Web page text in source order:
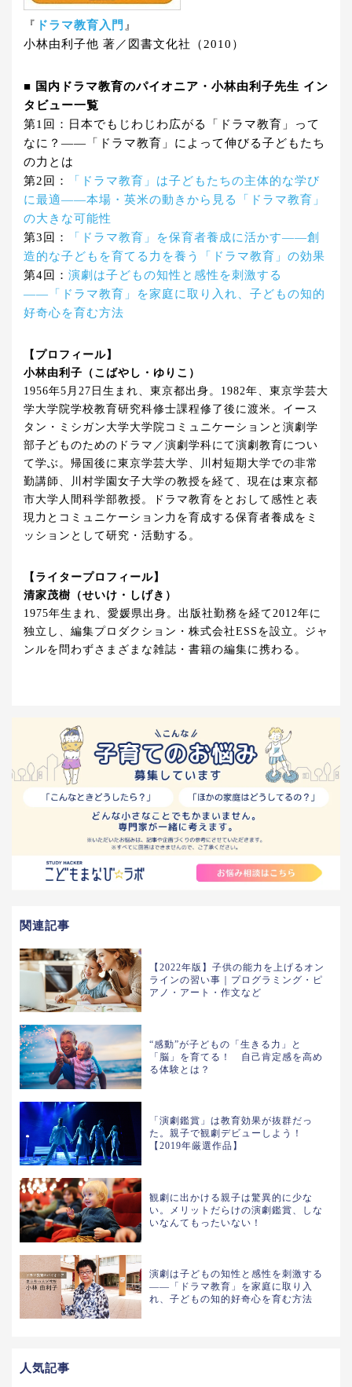
『 ドラマ教育入門 』
小林由利子他 著／図書文化社（2010）
■ 国内ドラマ教育のパイオニア・小林由利子先生 イン
タビュー一覧
第1回：日本でもじわじわ広がる「ドラマ教育」って
なに？――「ドラマ教育」によって伸びる子どもたち
の力とは
第2回：
「ドラマ教育」は子どもたちの主体的な学び
に最適――本場・英米の動きから見る「ドラマ教育」
の大きな可能性
第3回：
「ドラマ教育」を保育者養成に活かす――創
造的な子どもを育てる力を養う「ドラマ教育」の効果
第4回： 演劇は子どもの知性と感性を刺激する
――「ドラマ教育」を家庭に取り入れ、子どもの知的
好奇心を育む方法
【プロフィール】
小林由利子（こばやし・ゆりこ）
1956年5月27日生まれ、東京都出身。1982年、東京学芸大
学大学院学校教育研究科修士課程修了後に渡米。イース
タン・ミシガン大学大学院コミュニケーションと演劇学
部子どものためのドラマ／演劇学科にて演劇教育につい
て学ぶ。帰国後に東京学芸大学、川村短期大学での非常
勤講師、川村学園女子大学の教授を経て、現在は東京都
市大学人間科学部教授。ドラマ教育をとおして感性と表
現力とコミュニケーション力を育成する保育者養成をミ
ッションとして研究・活動する。
【ライタープロフィール】
清家茂樹（せいけ・しげき）
1975年生まれ、愛媛県出身。出版社勤務を経て2012年に
独立し、編集プロダクション・株式会社ESSを設立。ジャ
ンルを問わずさまざまな雑誌・書籍の編集に携わる。
関連記事
【2022年版】子供の能力を上げるオン
ラインの習い事｜プログラミング・ピ
アノ・アート・作文など
“感動”が子どもの「生きる力」と
「脳」を育てる！ 自己肯定感を高め
る体験とは？
「演劇鑑賞」は教育効果が抜群だっ
た。親子で観劇デビューしよう！
【2019年厳選作品】
観劇に出かける親子は驚異的に少な
い。メリットだらけの演劇鑑賞、しな
いなんてもったいない！
演劇は子どもの知性と感性を刺激する
――「ドラマ教育」を家庭に取り入
れ、子どもの知的好奇心を育む方法
人気記事